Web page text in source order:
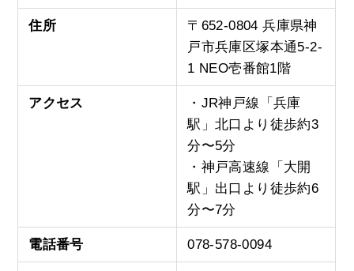
住所
〒652-0804 兵庫県神
戸市兵庫区塚本通5-2-
1 NEO壱番館1階
アクセス
・JR神戸線「兵庫
駅」北口より徒歩約3
分〜5分
・神戸高速線「大開
駅」出口より徒歩約6
分〜7分
電話番号 078-578-0094